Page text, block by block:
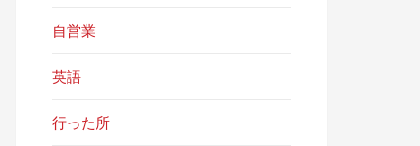
自営業
英語
行った所